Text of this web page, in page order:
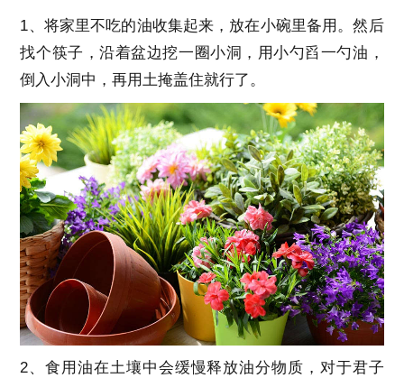
1、将家里不吃的油收集起来，放在小碗里备用。然后
找个筷子，沿着盆边挖一圈小洞，用小勺舀一勺油，
倒入小洞中，再用土掩盖住就行了。
2、食用油在土壤中会缓慢释放油分物质，对于君子